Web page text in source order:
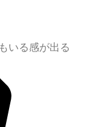
いる感が出る